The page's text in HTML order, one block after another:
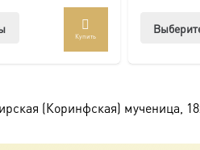
Опции
Купить
(Коринфская) мученица,